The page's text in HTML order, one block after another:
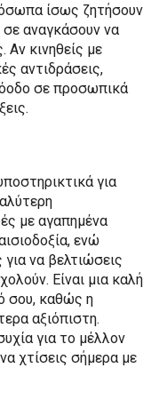
ίσως ζητήσουν
αναγκάσουν να
Αν κινηθείς με
αντιδράσεις,
σε προσωπικά
για
με αγαπημένα
ενώ
να βελτιώσεις
Είναι μια καλή
σου, καθώς η
αξιόπιστη.
για το μέλλον
χτίσεις σήμερα με